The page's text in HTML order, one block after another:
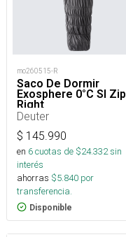
mo260515-R
Saco De Dormir
Exosphere 0°C Sl Zip
Right
Deuter
$ 145.990
en 6cuotas de $24.332sin
interés
ahorras $5.840 por
transferencia.
Disponible